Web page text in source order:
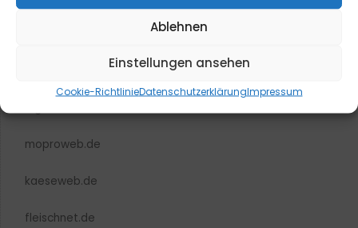
Ablehnen
Einstellungen ansehen
Cookie-RichtlinieDatenschutzerklärungImpressum
moproweb.de
kaeseweb.de
fleischnet.de